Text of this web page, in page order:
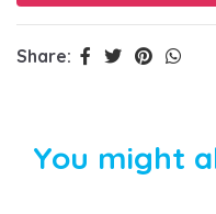
Share:
You might